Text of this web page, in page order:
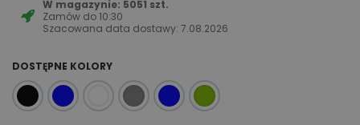
W magazynie: 5051 szt.
Zamów do 10:30
Szacowana data dostawy:7.08.2026
DOSTĘPNE KOLORY